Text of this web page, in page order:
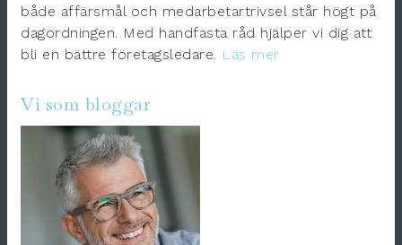
både affärsmål och medarbetartrivsel står högt på
dagordningen. Med handfasta råd hjälper vi dig att
bli en bättre företagsledare. Läs mer
Vi som bloggar